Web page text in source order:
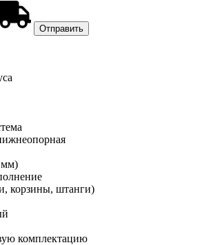
корзины, штанги)
комплектацию